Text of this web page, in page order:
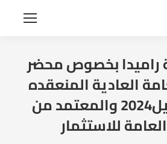
راميدا بخصوص محضر
العادية المنعقده
بتاريخ 29ابريل2024 والمعتمد من
للاستثمار